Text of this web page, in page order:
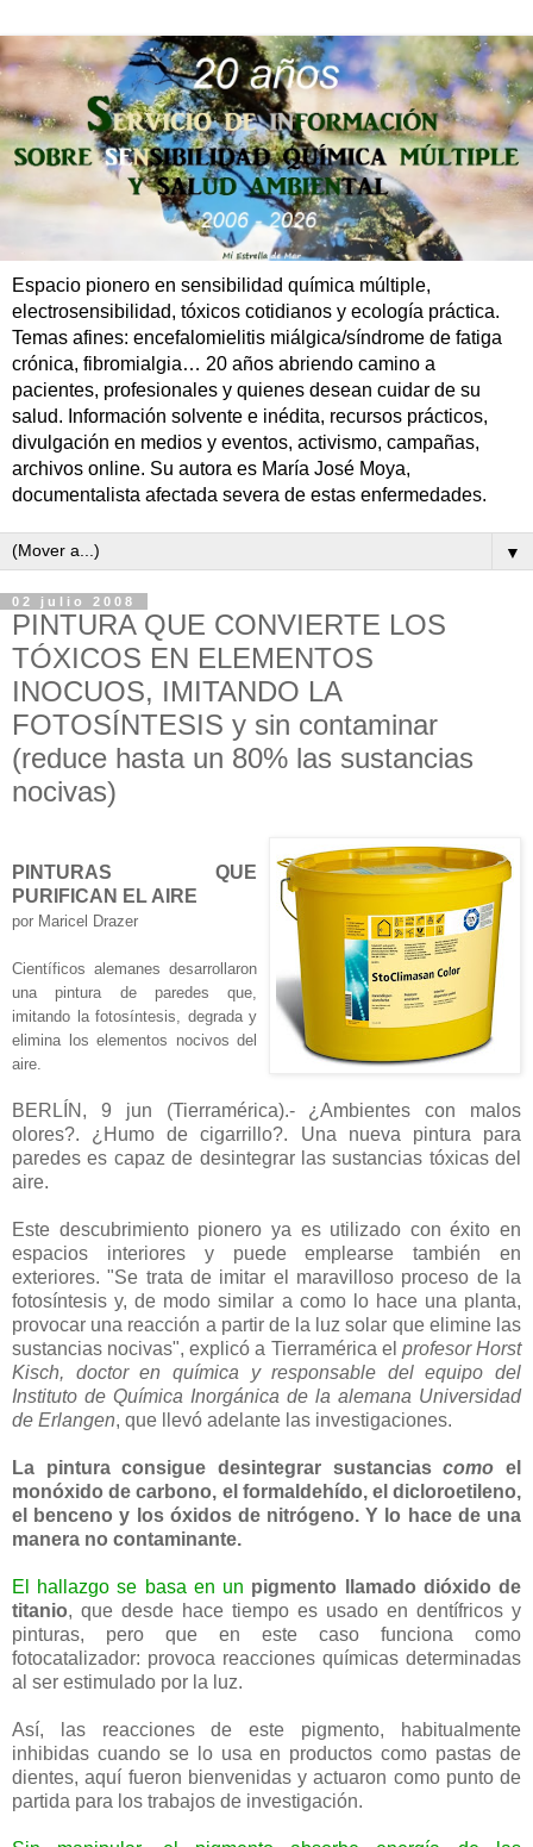
Espacio pionero en sensibilidad química múltiple,
electrosensibilidad, tóxicos cotidianos y ecología práctica.
Temas afines: encefalomielitis miálgica/síndrome de fatiga
crónica, fibromialgia… 20 años abriendo camino a
pacientes, profesionales y quienes desean cuidar de su
salud. Información solvente e inédita, recursos prácticos,
divulgación en medios y eventos, activismo, campañas,
archivos online. Su autora es María José Moya,
documentalista afectada severa de estas enfermedades.
▼
02 julio 2008
PINTURA QUE CONVIERTE LOS
TÓXICOS EN ELEMENTOS
INOCUOS, IMITANDO LA
FOTOSÍNTESIS y sin contaminar
(reduce hasta un 80% las sustancias
nocivas)
PINTURAS QUE
PURIFICAN EL AIRE
por Maricel Drazer
Científicos alemanes desarrollaron
una pintura de paredes que,
imitando la fotosíntesis, degrada y
elimina los elementos nocivos del
aire.
BERLÍN, 9 jun (Tierramérica).- ¿Ambientes con malos
olores?. ¿Humo de cigarrillo?. Una nueva pintura para
paredes es capaz de desintegrar las sustancias tóxicas del
aire.
Este descubrimiento pionero ya es utilizado con éxito en
espacios interiores y puede emplearse también en
exteriores. "Se trata de imitar el maravilloso proceso de la
fotosíntesis y, de modo similar a como lo hace una planta,
provocar una reacción a partir de la luz solar que elimine las
sustancias nocivas", explicó a Tierramérica el profesor Horst
Kisch, doctor en química y responsable del equipo del
Instituto de Química Inorgánica de la alemana Universidad
de Erlangen, que llevó adelante las investigaciones.
La pintura consigue desintegrar sustanciascomo el
monóxido de carbono, el formaldehído, el dicloroetileno,
el benceno y los óxidos de nitrógeno. Y lo hace de una
manera no contaminante.
El hallazgo se basa en un pigmento llamado dióxido de
titanio, que desde hace tiempo es usado en dentífricos y
pinturas, pero que en este caso funciona como
fotocatalizador: provoca reacciones químicas determinadas
al ser estimulado por la luz.
Así, las reacciones de este pigmento, habitualmente
inhibidas cuando se lo usa en productos como pastas de
dientes, aquí fueron bienvenidas y actuaron como punto de
partida para los trabajos de investigación.